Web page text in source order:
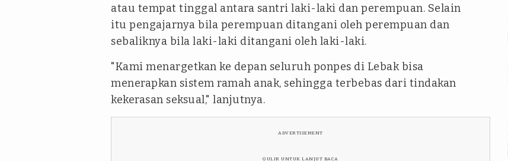
atau tempat tinggal antara santri laki-laki dan perempuan. Selain
itu pengajarnya bila perempuan ditangani oleh perempuan dan
sebaliknya bila laki-laki ditangani oleh laki-laki.
"Kami menargetkan ke depan seluruh ponpes di Lebak bisa
menerapkan sistem ramah anak, sehingga terbebas dari tindakan
kekerasan seksual," lanjutnya.
ADVERTISEMENT
GULIR UNTUK LANJUT BACA